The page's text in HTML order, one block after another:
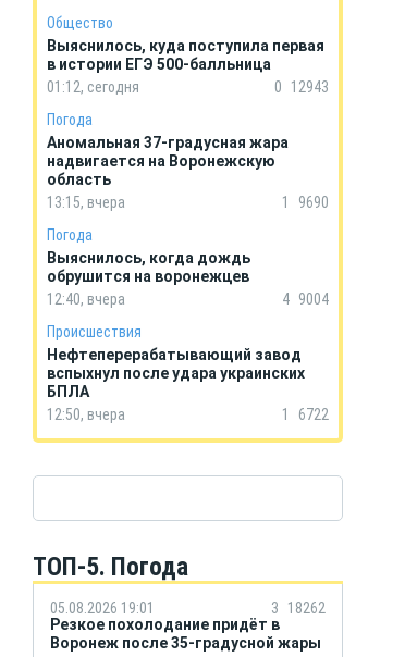
Общество
Выяснилось, куда поступила первая
в истории ЕГЭ 500-балльница
01:12, сегодня
0
12943
Погода
Аномальная 37-градусная жара
надвигается на Воронежскую
область
13:15, вчера
1
9690
Погода
Выяснилось, когда дождь
обрушится на воронежцев
12:40, вчера
4 9004
Происшествия
Нефтеперерабатывающий завод
вспыхнул после удара украинских
БПЛА
12:50, вчера
1 6722
ТОП-5. Погода
05.08.2026 19:01 3
18262
Резкое похолодание придёт в
Воронеж после 35-градусной жары